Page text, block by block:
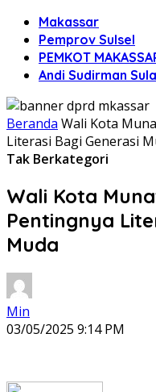
Makassar
Pemprov Sulsel
PEMKOT
Andi Sudirman
Beranda Wali Kota
Literasi Bagi Generasi
Tak Berkategori
Wali Kota
Pentingnya
Muda
Min
03/05/2025 9:14 PM